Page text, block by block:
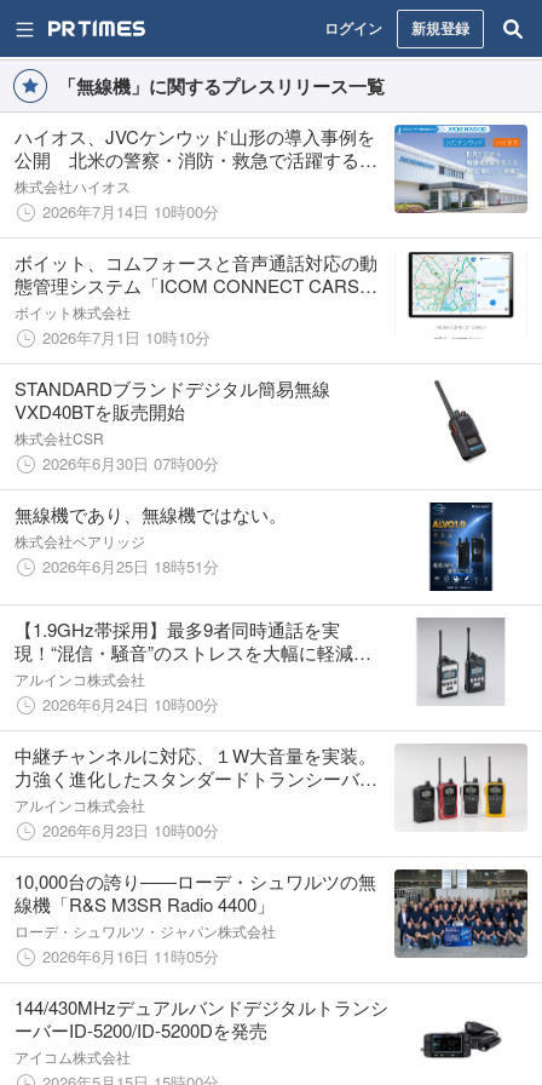
ログイン 新規登録
「無線機」に関するプレスリリース一覧
ハイオス、JVCケンウッド山形の導入事例を
公開 北米の警察・消防・救急で活躍する無
線機づくりに迫る
株式会社ハイオス
2026年7月14日 10時00分
ボイット、コムフォースと音声通話対応の動
態管理システム「ICOM CONNECT CARS」
を共同開発
ボイット株式会社
2026年7月1日 10時10分
STANDARDブランドデジタル簡易無線
VXD40BTを販売開始
株式会社CSR
2026年6月30日 07時00分
無線機であり、無線機ではない。
株式会社ベアリッジ
2026年6月25日 18時51分
【1.9GHz帯採用】最多9者同時通話を実
現！“混信・騒音”のストレスを大幅に軽減す
る次世代インカム「DJ-R531シリーズ
CROSS・9」発売のお知らせ
アルインコ株式会社
2026年6月24日 10時00分
中継チャンネルに対応、１W大音量を実装。
力強く進化したスタンダードトランシーバー
「DJ-PC27」発売のお知らせ
アルインコ株式会社
2026年6月23日 10時00分
10,000台の誇り――ローデ・シュワルツの無
線機「R&S M3SR Radio 4400」
ローデ・シュワルツ・ジャパン株式会社
2026年6月16日 11時05分
144/430MHzデュアルバンドデジタルトランシ
ーバーID-5200/ID-5200Dを発売
アイコム株式会社